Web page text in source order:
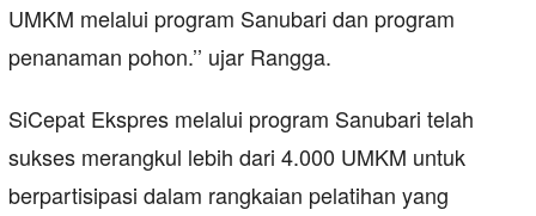
UMKM melalui program Sanubari dan program
penanaman pohon.’’ ujar Rangga.
SiCepat Ekspres melalui program Sanubari telah
sukses merangkul lebih dari 4.000 UMKM untuk
berpartisipasi dalam rangkaian pelatihan yang